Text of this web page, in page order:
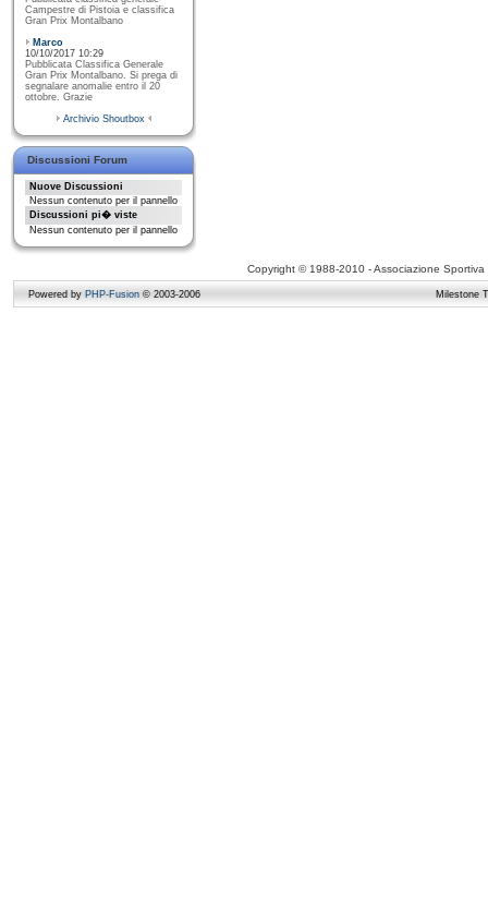
Campestre di Pistoia e classifica
Gran Prix Montalbano
Marco
10/10/2017 10:29
Pubblicata Classifica Generale
Gran Prix Montalbano. Si prega di
segnalare anomalie entro il 20
ottobre. Grazie
Archivio Shoutbox
Discussioni Forum
Nuove Discussioni
Nessun contenuto per il pannello
Discussioni pi� viste
Nessun contenuto per il pannello
Copyright © 1988-2010 - Associazione
Powered by PHP-Fusion © 2003-2006 Milestone